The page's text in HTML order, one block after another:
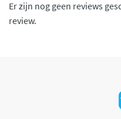
Er zijn nog geen reviews
review.